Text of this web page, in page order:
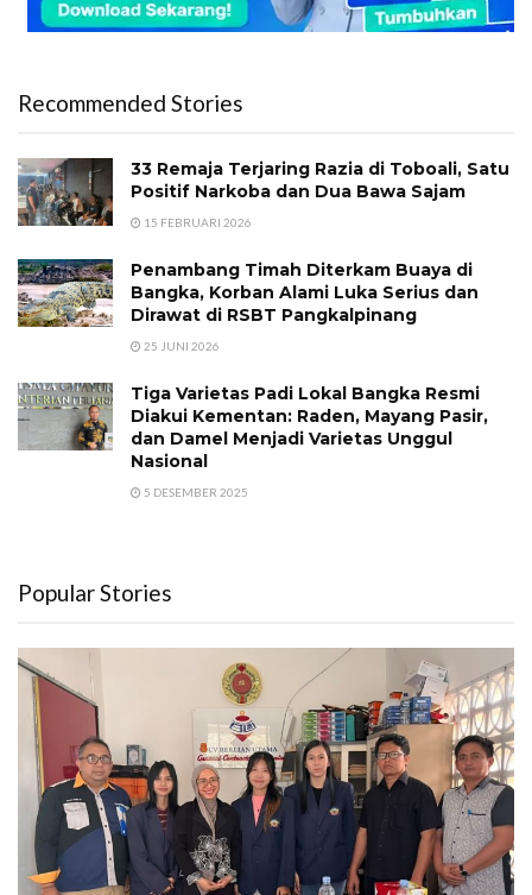
Recommended Stories
33 Remaja Terjaring Razia di Toboali, Satu
Positif Narkoba dan Dua Bawa Sajam
15 FEBRUARI 2026
Penambang Timah Diterkam Buaya di
Bangka, Korban Alami Luka Serius dan
Dirawat di RSBT Pangkalpinang
25 JUNI 2026
Tiga Varietas Padi Lokal Bangka Resmi
Diakui Kementan: Raden, Mayang Pasir,
dan Damel Menjadi Varietas Unggul
Nasional
5 DESEMBER 2025
Popular Stories